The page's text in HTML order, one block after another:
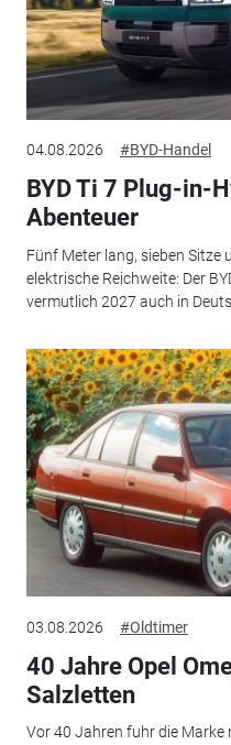
04.08.2026 #BYD-Handel
BYD Ti 7 Plug-in-
Abenteuer
Fünf Meter lang, sieben Sitze
elektrische Reichweite: Der
vermutlich 2027 auch in
03.08.2026 #Oldtimer
40 Jahre Opel
Salzletten
Vor 40 Jahren fuhr die Marke